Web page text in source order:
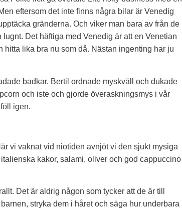
eftersom det inte finns några bilar är Venedig
gränderna. Och viker man bara av från de
Det häftiga med Venedig är att en Venetian
lika bra nu som då. Nästan ingenting har ju
badkar. Bertil ordnade myskväll och dukade
och iste och gjorde överaskningsmys i vår
igen.
vi vaknat vid niotiden avnjöt vi den sjukt mysiga
kakor, salami, oliver och god cappuccino
Det är aldrig någon som tycker att de är till
stryka dem i håret och säga hur underbara